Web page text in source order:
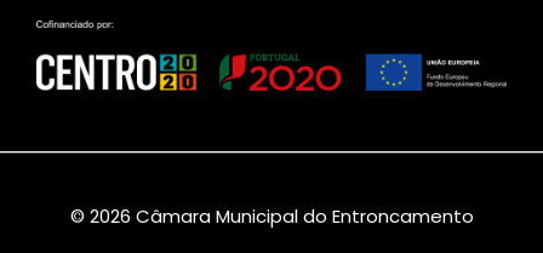
© 2026 Câmara Municipal do Entroncamento